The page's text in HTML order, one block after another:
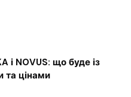
і NOVUS: що буде із
та цінами